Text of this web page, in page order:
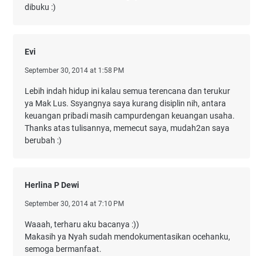
dibuku :)
Evi
September 30, 2014 at 1:58 PM
Lebih indah hidup ini kalau semua terencana dan terukur
ya Mak Lus. Ssyangnya saya kurang disiplin nih, antara
keuangan pribadi masih campurdengan keuangan usaha.
Thanks atas tulisannya, memecut saya, mudah2an saya
berubah :)
Herlina P Dewi
September 30, 2014 at 7:10 PM
Waaah, terharu aku bacanya :))
Makasih ya Nyah sudah mendokumentasikan ocehanku,
semoga bermanfaat.